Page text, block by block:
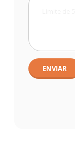
ENVIAR